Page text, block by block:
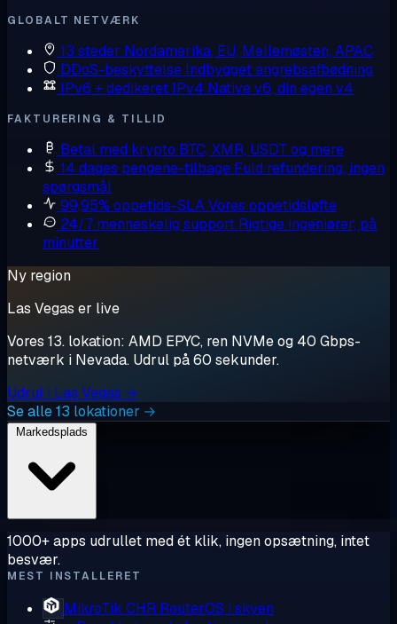
GLOBALT NETVÆRK
13 steder Nordamerika, EU, Mellemøsten, APAC
DDoS-beskyttelse Indbygget angrebsafbødning
IPv6 + dedikeret IPv4 Native v6, din egen v4
FAKTURERING & TILLID
Betal med krypto BTC, XMR, USDT og mere
14 dages pengene-tilbage Fuld refundering, ingen
spørgsmål
99,95% oppetids-SLAVores oppetidsløfte
24/7 menneskelig support Rigtige ingeniører, på
minutter
Ny region
Las Vegas er live
Vores 13. lokation: AMD EPYC, ren NVMe og 40 Gbps-
netværk i Nevada. Udrul på 60 sekunder.
Udrul i Las Vegas →
Se alle 13 lokationer →
1000+ apps udrullet med ét klik, ingen opsætning, intet
besvær.
MEST INSTALLERET
MikroTik CHR RouterOS i skyen